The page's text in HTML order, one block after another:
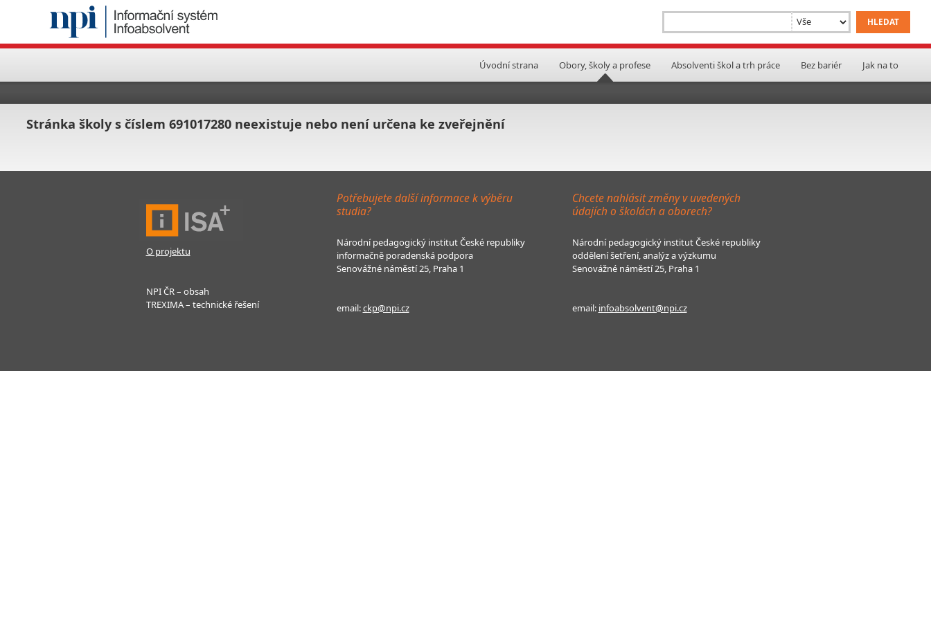
Úvodní strana Obory, školy a profese Absolventi škol a trh práce Bez bariér Jak na to
Stránka školy s číslem 691017280 neexistuje nebo není určena ke zveřejnění
O projektu
NPI ČR – obsah
TREXIMA – technické řešení
Potřebujete další informace k výběru
studia?
Národní pedagogický institut České republiky
informačně poradenská podpora
Senovážné náměstí 25, Praha 1
email:ckp@npi.cz
Chcete nahlásit změny v uvedených
údajích o školách a oborech?
Národní pedagogický institut České republiky
oddělení šetření, analýz a výzkumu
Senovážné náměstí 25, Praha 1
email: infoabsolvent@npi.cz